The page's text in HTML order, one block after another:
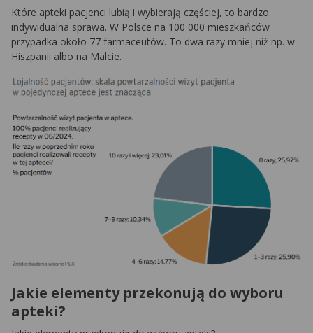
Które apteki pacjenci lubią i wybierają częściej, to bardzo
indywidualna sprawa. W Polsce na 100 000 mieszkańców
przypadka około 77 farmaceutów. To dwa razy mniej niż np. w
Hiszpanii albo na Malcie.
Jakie elementy przekonują do wyboru
apteki?